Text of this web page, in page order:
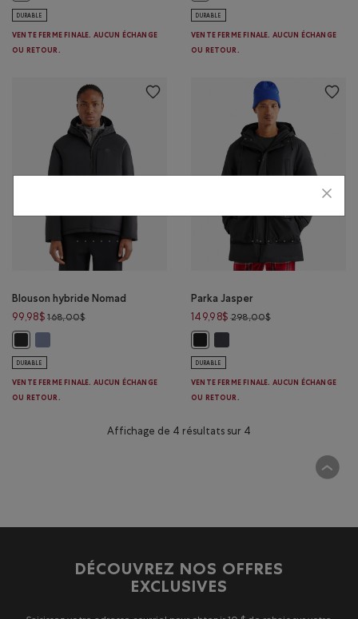
DURABLE
VENTE FERME FINALE. AUCUN ÉCHANGE
OU RETOUR.
DURABLE
VENTE FERME FINALE. AUCUN ÉCHANGE
OU RETOUR.
Blouson hybride Nomad
99,98$ 168,00$Prix réduit de 168,00$ à 99,98$
Blouson hybride Nomad: MARÉE BLEUE Couleur
DURABLE
VENTE FERME FINALE. AUCUN ÉCHANGE
OU RETOUR.
Parka Jasper
149,98$ 298,00$Prix réduit de
DURABLE
VENTE FERME FINALE. AUCUN ÉCHANGE
OU RETOUR.
Affichage de 4 résultats sur 4
DÉCOUVREZ NOS OFFRES
EXCLUSIVES